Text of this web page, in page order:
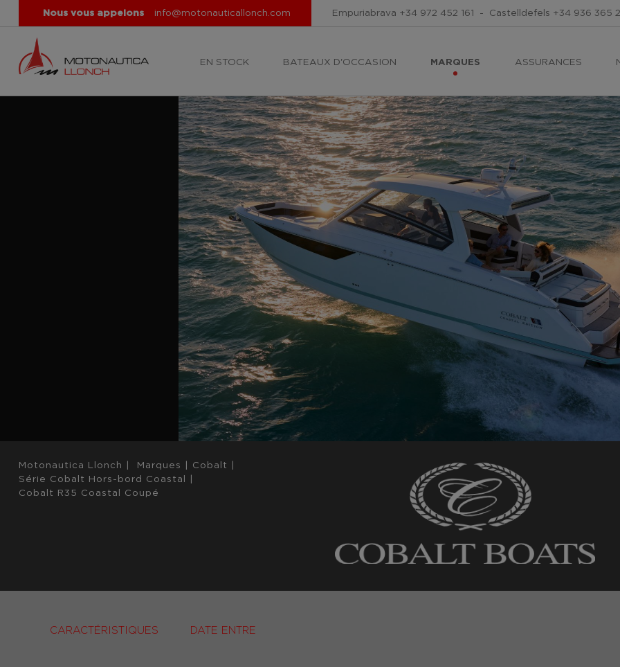
Nous vous appelons info@motonauticallonch.com Empuriabrava +34 972 452 161 - Castelldefels +34 936 365
EN STOCK BATEAUX D'OCCASION MARQUES ASSURANCES
Motonautica Llonch Marques Cobalt
Série Cobalt Hors-bord Coastal
Cobalt R35 Coastal Coupé
CARACTÉRISTIQUES DATE ENTRE